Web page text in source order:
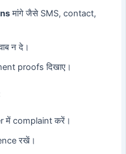
मांगे जैसे SMS, contact,
न दे।
proofs दिखाए।
में complaint करें।
रखें।